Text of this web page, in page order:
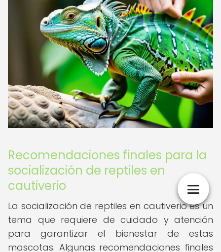
Recomendaciones finales para la
socialización de reptiles en
cautiverio
La socialización de reptiles en cautiverio es un
tema que requiere de cuidado y atención
para garantizar el bienestar de estas
mascotas. Algunas recomendaciones finales